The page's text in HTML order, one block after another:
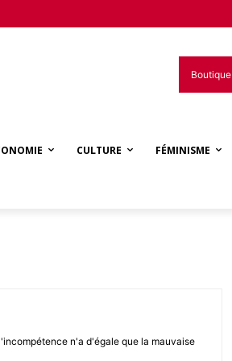
Boutique
CULTURE FÉMINISME
n'a d'égale que la mauvaise